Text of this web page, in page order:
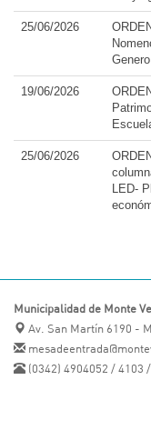
25/06/2026
Genero
19/06/2026
25/06/2026
LED-
Municipalidad de Monte
Av. San Martín 6190 -
(0342) 4904052 / 4103